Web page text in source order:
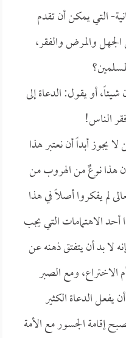
التي يمكن أن تقدم
والمرض والفقر،
أو يقول: الدعاة إلى
الناس!
أبداً أن نعتبر هذا
هذا نوعٌ من الهروب من
لم يفكروا أصلاً في هذا
الاهتمامات التي يجب
لا بد أن يتفتق ذهنه عن
الاختراع، ومع الصبر
يفعل الدعاة الكثير
إقامة الجسور مع الأمة